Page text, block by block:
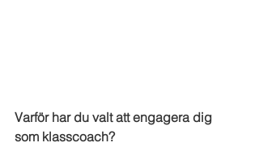
Varför har du valt att engagera dig
som klasscoach?